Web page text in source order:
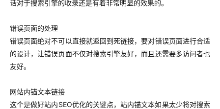
话对于搜索引擎的收录还是有着非常明显的效果的。
错误页面的处理
错误页面绝对不可以直接就返回到死链接，要对错误页面进行合适
的设计，让错误页面不仅对搜索引擎友好，而且还需要多访问者也
友好。
网站内锚文本链接
这个是做好站内SEO优化的关键点，站内锚文本如果太少将对搜索